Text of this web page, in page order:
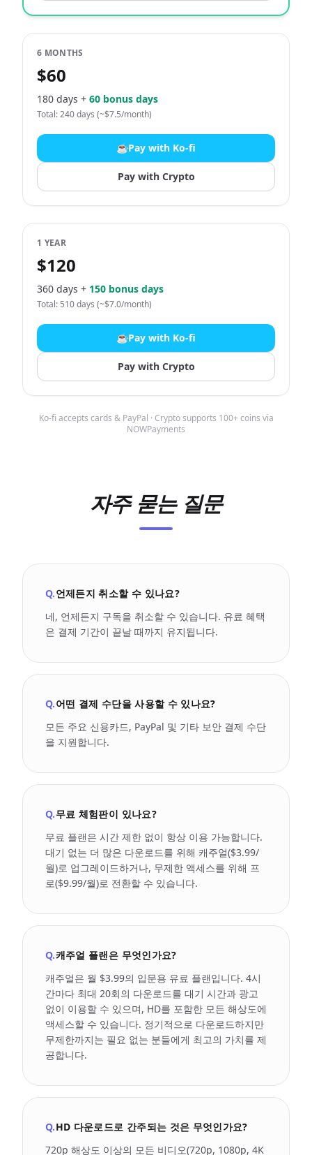
6 MONTHS
$60
180 days + 60 bonus days
Total: 240 days (~$7.5/month)
☕Pay with Ko-fi
Pay with Crypto
1 YEAR
$120
360 days + 150 bonus days
Total: 510 days (~$7.0/month)
☕Pay with Ko-fi
Pay with Crypto
Ko-fi accepts cards & PayPal · Crypto supports 100+ coins via
NOWPayments
자주 묻는 질문
Q.언제든지 취소할 수 있나요?
네, 언제든지 구독을 취소할 수 있습니다. 유료 혜택
은 결제 기간이 끝날 때까지 유지됩니다.
Q.어떤 결제 수단을 사용할 수 있나요?
모든 주요 신용카드, PayPal 및 기타 보안 결제 수단
을 지원합니다.
Q.무료 체험판이 있나요?
무료 플랜은 시간 제한 없이 항상 이용 가능합니다.
대기 없는 더 많은 다운로드를 위해 캐주얼($3.99/
월)로 업그레이드하거나, 무제한 액세스를 위해 프
로($9.99/월)로 전환할 수 있습니다.
Q.캐주얼 플랜은 무엇인가요?
캐주얼은 월 $3.99의 입문용 유료 플랜입니다. 4시
간마다 최대 20회의 다운로드를 대기 시간과 광고
없이 이용할 수 있으며, HD를 포함한 모든 해상도에
액세스할 수 있습니다. 정기적으로 다운로드하지만
무제한까지는 필요 없는 분들에게 최고의 가치를 제
공합니다.
Q.HD 다운로드로 간주되는 것은 무엇인가요?
720p 해상도 이상의 모든 비디오(720p, 1080p, 4K